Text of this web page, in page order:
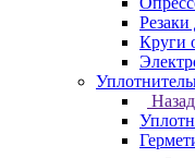
Резаки
Круги
Назад